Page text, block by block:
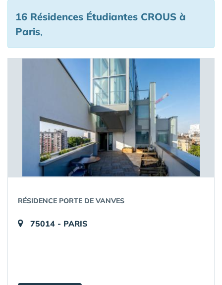
16 Résidences Étudiantes CROUS à
Paris,
RÉSIDENCE PORTE DE VANVES
75014 - PARIS